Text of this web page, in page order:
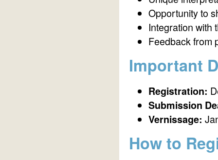
Opportunity to
Integration with
Feedback from
Important
Registration:
Submission
Vernissage:
How to